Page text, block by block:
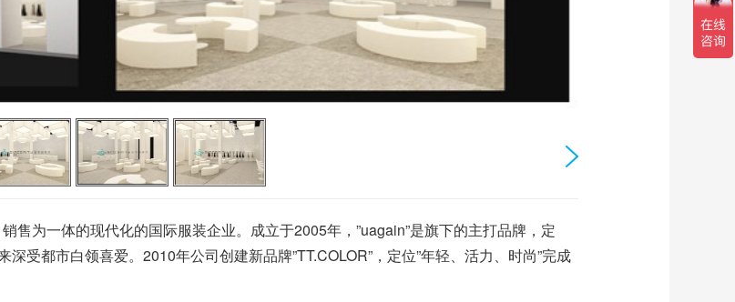
为一体的现代化的国际服装企业。成立于2005年，”uagain”是旗下的主打品牌，定
受都市白领喜爱。2010年公司创建新品牌”TT.COLOR”，定位”年轻、活力、时尚”完成